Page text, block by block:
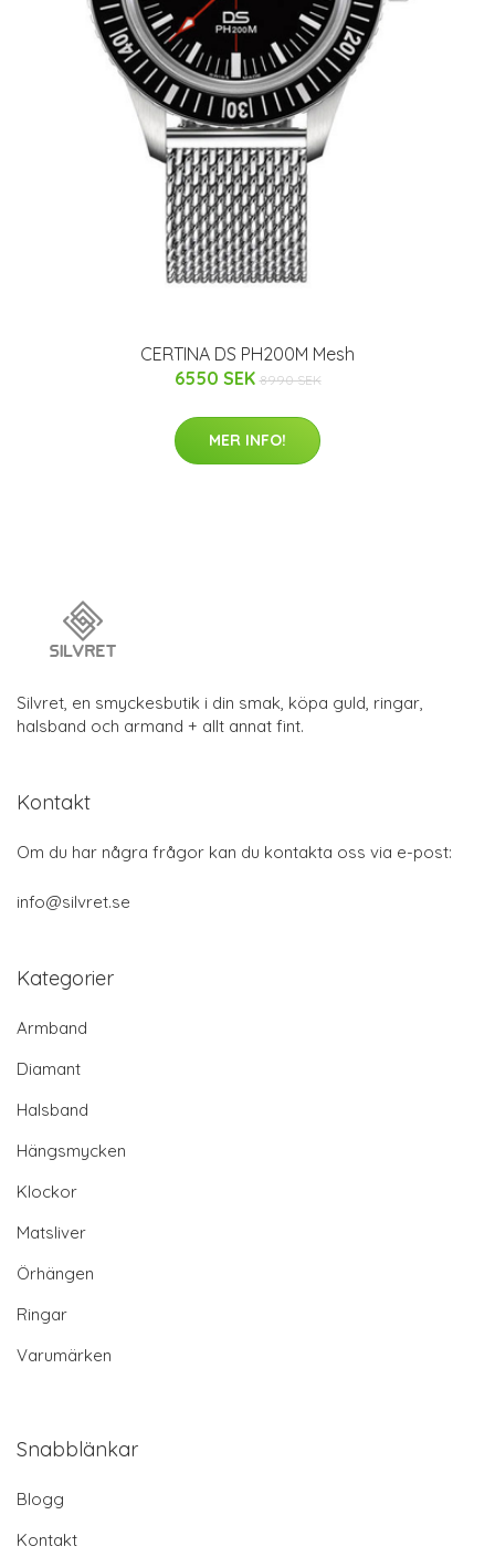
CERTINA DS PH200M Mesh
6550 SEK 8990 SEK
MER INFO!
Silvret, en smyckesbutik i din smak, köpa guld, ringar,
halsband och armand + allt annat fint.
Kontakt
Om du har några frågor kan du kontakta oss via e-post:
info@silvret.se
Kategorier
Armband
Diamant
Halsband
Hängsmycken
Klockor
Matsliver
Örhängen
Ringar
Varumärken
Snabblänkar
Blogg
Kontakt